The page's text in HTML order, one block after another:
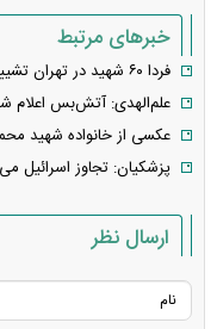
خبرهای مرتبط
فردا ۶۰ شهید در تهران تشییع می‌شود
علم‌الهدی: آتش‌بس
عکسی از خانواده شهید
پزشکیان: تجاوز اسرائیل
ارسال نظر